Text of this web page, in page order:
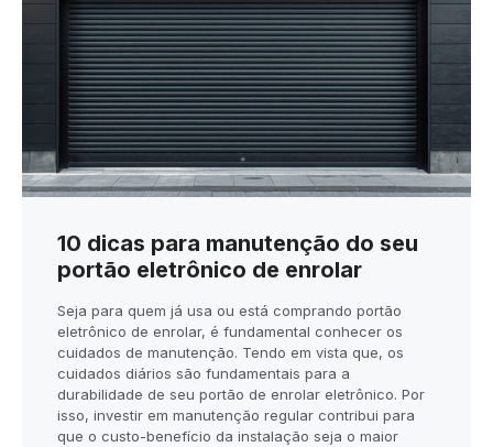
10 dicas para manutenção do seu
portão eletrônico de enrolar
Seja para quem já usa ou está comprando portão
eletrônico de enrolar, é fundamental conhecer os
cuidados de manutenção. Tendo em vista que, os
cuidados diários são fundamentais para a
durabilidade de seu portão de enrolar eletrônico. Por
isso, investir em manutenção regular contribui para
que o custo-benefício da instalação seja o maior